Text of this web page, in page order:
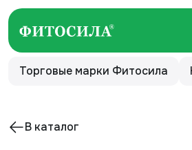
Торговые марки Фитосила
В каталог